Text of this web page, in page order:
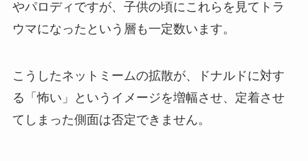
やパロディですが、子供の頃にこれらを見てトラ
ウマになったという層も一定数います。
こうしたネットミームの拡散が、ドナルドに対す
る「怖い」というイメージを増幅させ、定着させ
てしまった側面は否定できません。